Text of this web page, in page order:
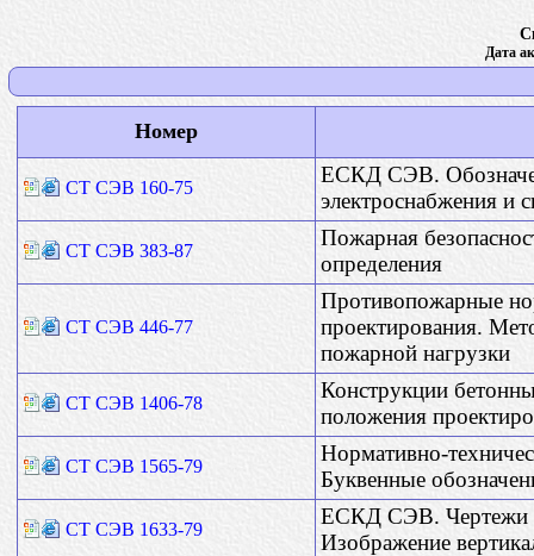
Дата
Номер
СТ СЭВ 160-75
ЕСКД СЭВ.
электроснабжения и
СТ СЭВ 383-87
Пожарная
определения
СТ СЭВ 446-77
Противопожарные
проектирования.
пожарной нагрузки
СТ СЭВ 1406-78
Конструкции
положения
СТ СЭВ 1565-79
Нормативно-
Буквенные
СТ СЭВ 1633-79
ЕСКД СЭВ. Чертежи
Изображение